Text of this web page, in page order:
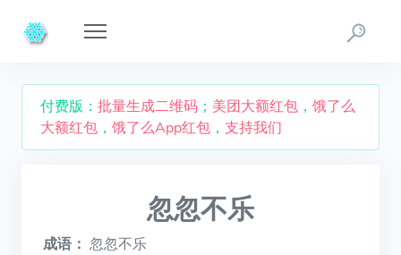
付费版： 批量生成二维码 ； 美团大额红包 ， 饿了么
大额红包 ， 饿了么App红包 ， 支持我们
忽忽不乐
成语： 忽忽不乐